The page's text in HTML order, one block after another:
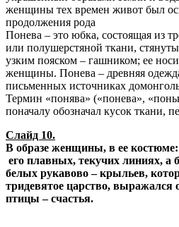
женщины тех времен живот был
продолжения рода
Понева – это юбка, состоящая из
или полушерстяной ткани,
узким пояском – гашником; ее
женщины. Понева – древняя
письменных источниках
Термин «понява» («понева»,
поначалу обозначал кусок ткани,
Слайд 10.
В образе женщины, в ее
его плавных, текучих линиях, а
белых рукавово – крыльев,
тридевятое царство, выражался
птицы – счастья.